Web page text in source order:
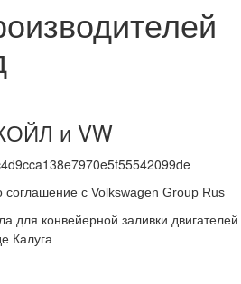
и VW
с Volkswagen Group Rus
для конвейерной заливки двигателей
Калуга.